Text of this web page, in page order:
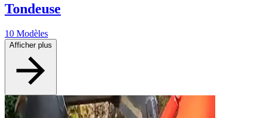
Tondeuse
10 Modèles
Afficher plus